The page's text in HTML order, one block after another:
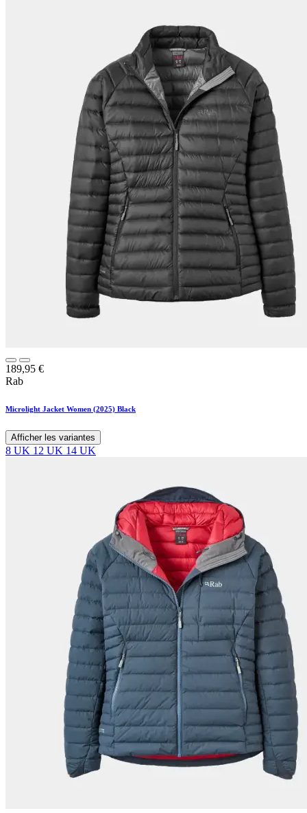
189,95 €
Rab
Microlight Jacket Women (2025) Black
Afficher les variantes
8 UK 12 UK 14 UK